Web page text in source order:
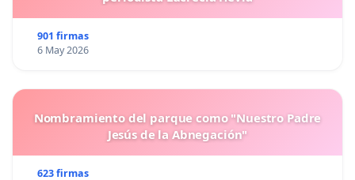
901 firmas
6 May 2026
Nombramiento del parque como "Nuestro Padre
Jesús de la Abnegación"
623 firmas